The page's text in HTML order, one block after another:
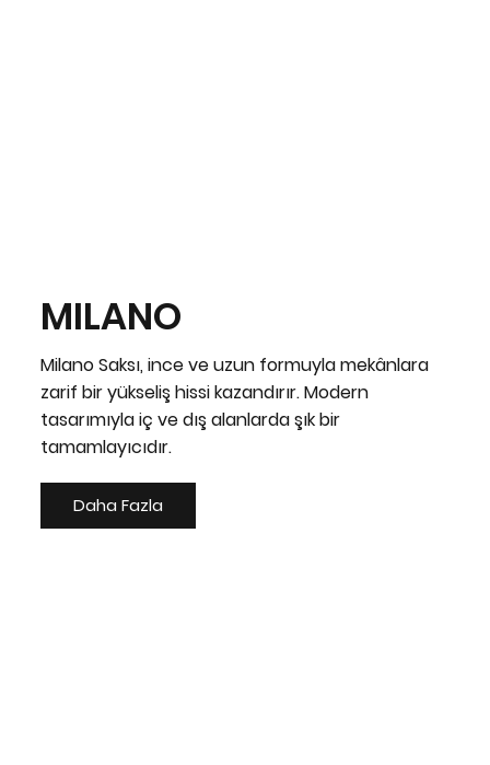
MILANO
Milano Saksı, ince ve uzun formuyla mekânlara
zarif bir yükseliş hissi kazandırır. Modern
tasarımıyla iç ve dış alanlarda şık bir
tamamlayıcıdır.
Daha Fazla